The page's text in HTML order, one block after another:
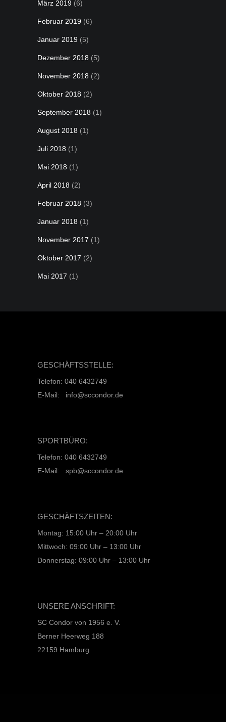
März 2019 (6)
Februar 2019 (6)
Januar 2019 (5)
Dezember 2018 (5)
November 2018 (2)
Oktober 2018 (2)
September 2018 (1)
August 2018 (1)
Juli 2018 (1)
Mai 2018 (1)
April 2018 (2)
Februar 2018 (3)
Januar 2018 (1)
November 2017 (1)
Oktober 2017 (2)
Mai 2017 (1)
GESCHÄFTSSTELLE:
Telefon: 040 6432749
E-Mail: info@sccondor.de
SPORTBÜRO:
Telefon: 040 6432749
E-Mail: spb@sccondor.de
GESCHÄFTSZEITEN:
Montag: 15:00 Uhr – 20:00 Uhr
Mittwoch: 09:00 Uhr – 13:00 Uhr
Donnerstag: 09:00 Uhr – 13:00 Uhr
UNSERE ANSCHRIFT:
SC Condor von 1956 e. V.
Berner Heerweg 188
22159 Hamburg